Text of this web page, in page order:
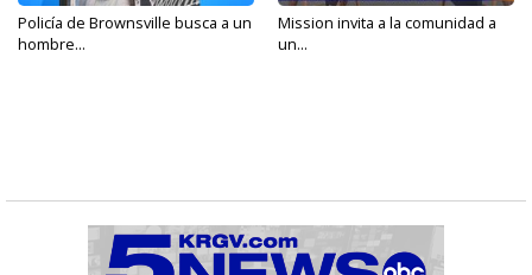
Policía de Brownsville busca a un
hombre...
Mission invita a la comunidad a
un...